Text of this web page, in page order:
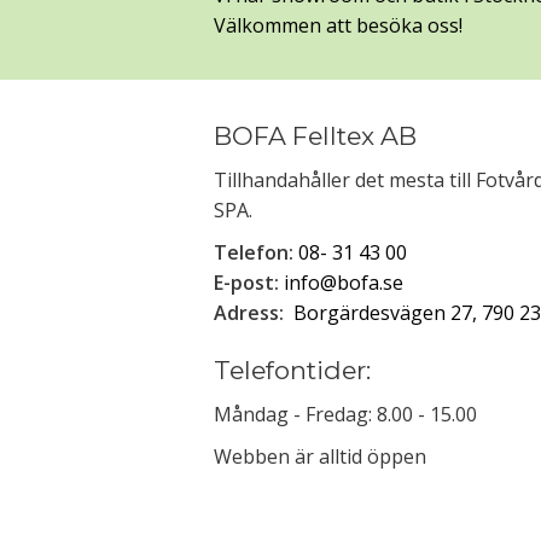
Välkommen att besöka oss!
BOFA Felltex AB
Tillhandahåller det mesta till
SPA.
Telefon: 08- 31 43 00
E-post: info@bofa.se
Adress: Borgärdesvägen 27, 790
Telefontider:
Måndag - Fredag: 8.00 - 15.00
Webben är alltid öppen